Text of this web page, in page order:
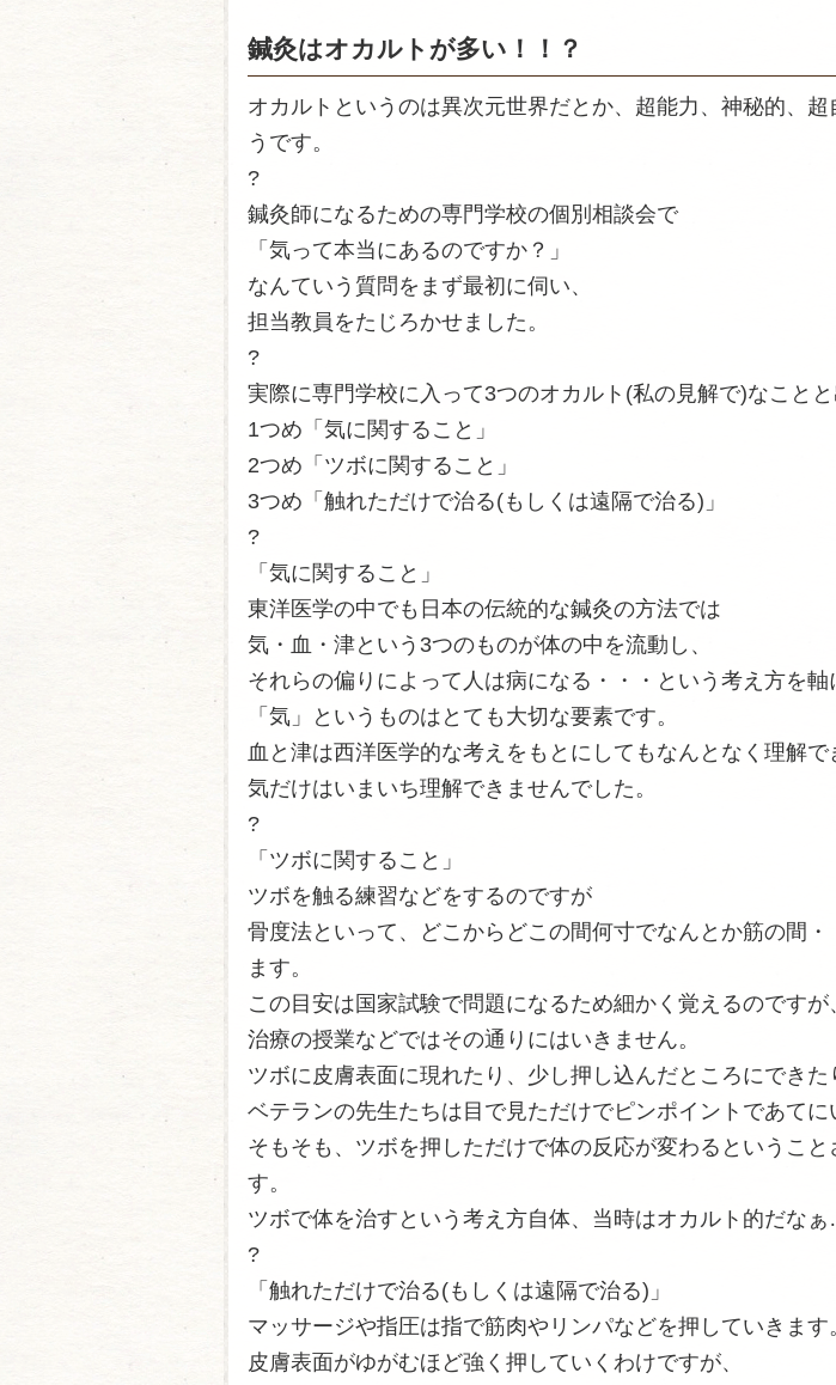
鍼灸はオカルトが多い！！？
オカルトというのは異次元世界だとか、超能力、神秘的、
うです。
?
鍼灸師になるための専門学校の個別相談会で
「気って本当にあるのですか？」
なんていう質問をまず最初に伺い、
担当教員をたじろかせました。
?
実際に専門学校に入って3つのオカルト(私の見解で)なこと
1つめ「気に関すること」
2つめ「ツボに関すること」
3つめ「触れただけで治る(もしくは遠隔で治る)」
?
「気に関すること」
東洋医学の中でも日本の伝統的な鍼灸の方法では
気・血・津という3つのものが体の中を流動し、
それらの偏りによって人は病になる・・・という考え方を軸
「気」というものはとても大切な要素です。
血と津は西洋医学的な考えをもとにしてもなんとなく理解
気だけはいまいち理解できませんでした。
?
「ツボに関すること」
ツボを触る練習などをするのですが
骨度法といって、どこからどこの間何寸でなんとか筋の間・
ます。
この目安は国家試験で問題になるため細かく覚えるのですが
治療の授業などではその通りにはいきません。
ツボに皮膚表面に現れたり、少し押し込んだところにできた
ベテランの先生たちは目で見ただけでピンポイントであてに
そもそも、ツボを押しただけで体の反応が変わるというこ
す。
ツボで体を治すという考え方自体、当時はオカルト的だな
?
「触れただけで治る(もしくは遠隔で治る)」
マッサージや指圧は指で筋肉やリンパなどを押していきます
皮膚表面がゆがむほど強く押していくわけですが、